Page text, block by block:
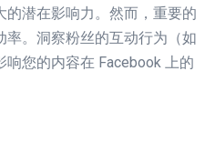
潜在影响力。然而，重要的
。洞察粉丝的互动行为（如
您的内容在 Facebook 上的